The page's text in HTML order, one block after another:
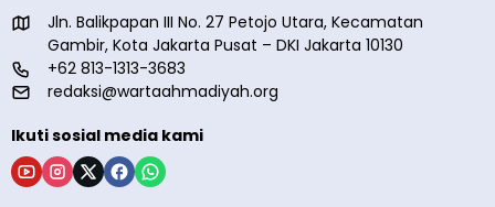
Jln. Balikpapan III No. 27 Petojo Utara, Kecamatan
Gambir, Kota Jakarta Pusat – DKI Jakarta 10130
+62 813-1313-3683
redaksi@wartaahmadiyah.org
Ikuti sosial media kami